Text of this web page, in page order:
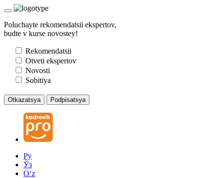
Poluchayte rekomendatsii ekspertov,
budte v kurse novostey!
Rekomendatsii
Otveti ekspertov
Novosti
Sobitiya
Otkazatsya Podpisatsya
Ру
Ўз
Oʻz